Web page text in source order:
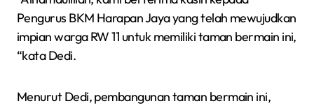
Pengurus BKM Harapan Jaya yang telah mewujudkan
impian warga RW 11 untuk memiliki taman bermain ini,
“kata Dedi.
Menurut Dedi, pembangunan taman bermain ini,